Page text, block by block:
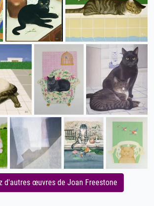
d'autres œuvres de Joan Freestone